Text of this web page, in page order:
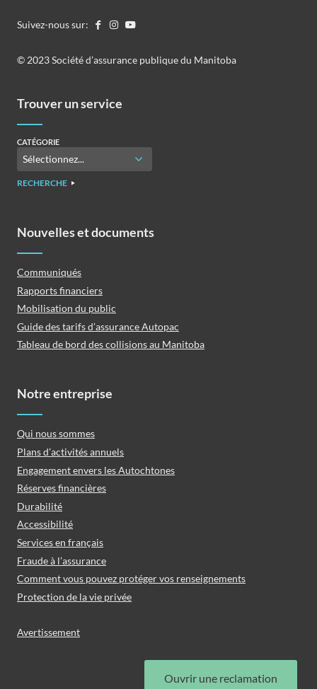
Suivez-nous sur:
©️️ 2023 Société d’assurance publique du Manitoba
Trouver un service
CATÉGORIE
RECHERCHE
Nouvelles et documents
Communiqués
Rapports financiers
Mobilisation du public
Guide des tarifs d’assurance Autopac
Tableau de bord des collisions au Manitoba
Notre entreprise
Qui nous sommes
Plans d’activités annuels
Engagement envers les Autochtones
Réserves financières
Durabilité
Accessibilité
Services en français
Fraude à l’assurance
Comment vous pouvez protéger vos renseignements
Protection de la vie privée
Avertissement
Ouvrir une reclamation